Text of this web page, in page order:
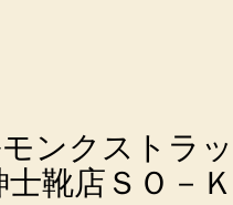
ンクストラ
士靴店ＳＯ－